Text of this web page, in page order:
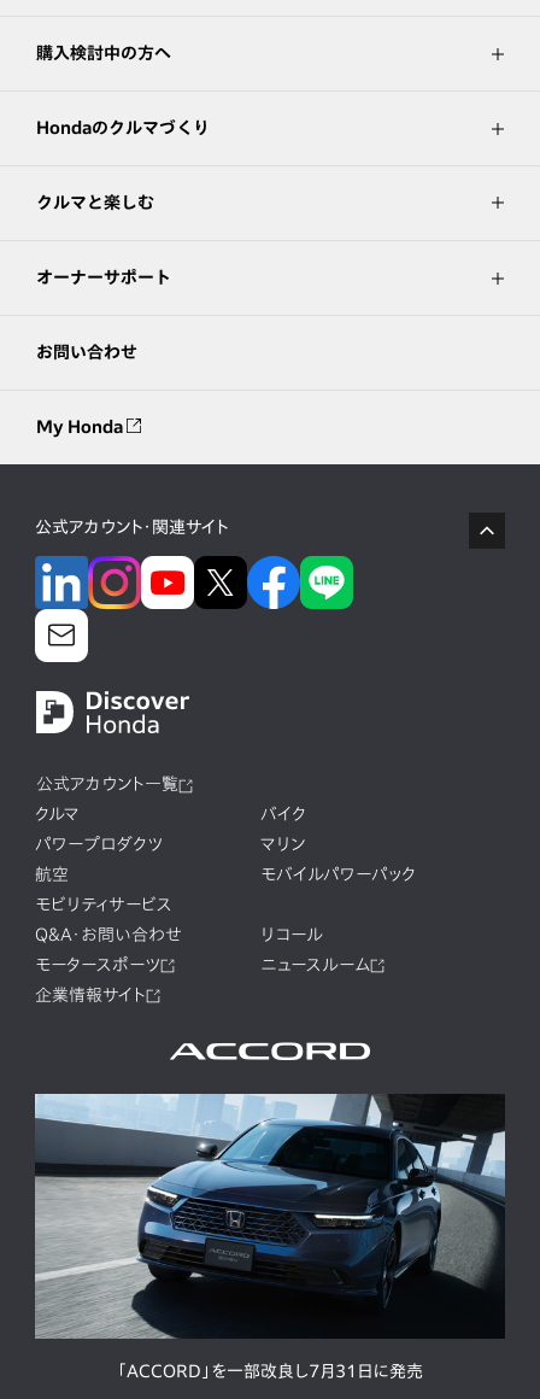
購入検討中の方へ
Hondaのクルマづくり
クルマと楽しむ
オーナーサポート
お問い合わせ
My Honda
公式アカウント・関連サイト
公式アカウント一覧
クルマ
バイク
パワープロダクツ
マリン
航空
モバイルパワーパック
モビリティサービス
Q&A・お問い合わせ
リコール
モータースポーツ
ニュースルーム
企業情報サイト
「ACCORD」を一部改良し7月31日に発売